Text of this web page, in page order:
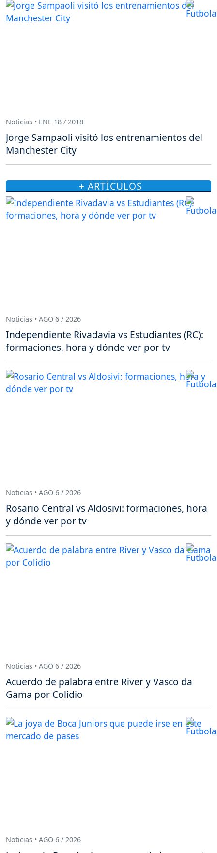
Noticias • ENE 18 / 2018
Jorge Sampaoli visitó los entrenamientos del
Manchester City
+ ARTÍCULOS
Noticias • AGO 6 / 2026
Independiente Rivadavia vs Estudiantes (RC):
formaciones, hora y dónde ver por tv
Noticias • AGO 6 / 2026
Rosario Central vs Aldosivi: formaciones, hora
y dónde ver por tv
Noticias • AGO 6 / 2026
Acuerdo de palabra entre River y Vasco da
Gama por Colidio
Noticias • AGO 6 / 2026